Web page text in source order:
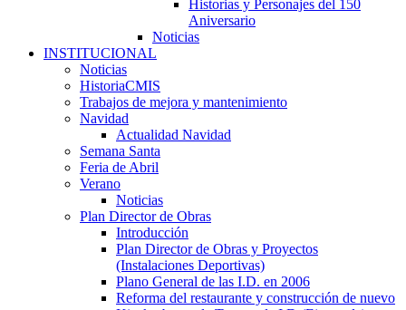
Historias y Personajes del 150
Aniversario
Noticias
INSTITUCIONAL
Noticias
HistoriaCMIS
Trabajos de mejora y mantenimiento
Navidad
Actualidad Navidad
Semana Santa
Feria de Abril
Verano
Noticias
Plan Director de Obras
Introducción
Plan Director de Obras y Proyectos
(Instalaciones Deportivas)
Plano General de las I.D. en 2006
Reforma del restaurante y construcción de nuevo